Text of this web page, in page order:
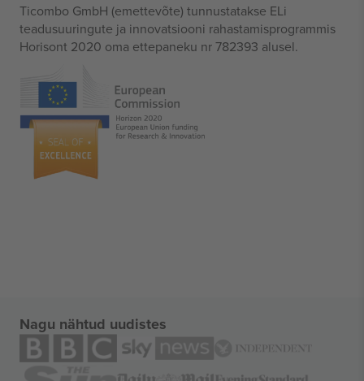
Ticombo GmbH (emettevõte) tunnustatakse ELi
teadusuuringute ja innovatsiooni rahastamisprogrammis
Horisont 2020 oma ettepaneku nr 782393 alusel.
Nagu nähtud uudistes